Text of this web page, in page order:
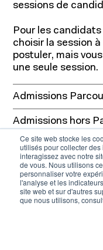
Ce site web stocke les
utilisés pour collecter
interagissez avec notre
de vous. Nous utilisons
personnaliser votre
l'analyse et les
site web et sur d'autres
que nous utilisons,
sessions de
Pour les
choisir la session
postuler, mais
une seule session.
Admissions
Admissions hors
(novembre 2025)
Admissions hors
(janvier 2026)
Admissions hors
(mars 2026)
Admissions hors